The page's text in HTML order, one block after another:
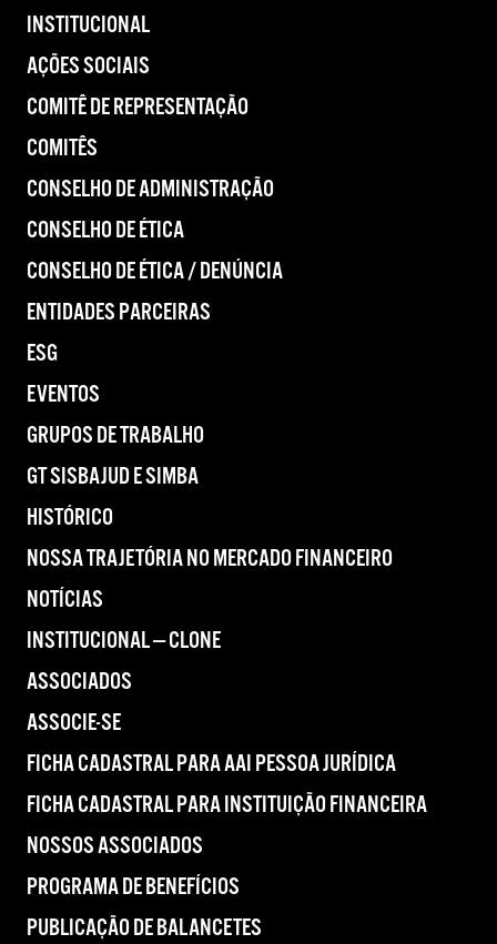
INSTITUCIONAL
AÇÕES SOCIAIS
COMITÊ DE REPRESENTAÇÃO
COMITÊS
CONSELHO DE ADMINISTRAÇÃO
CONSELHO DE ÉTICA
CONSELHO DE ÉTICA / DENÚNCIA
ENTIDADES PARCEIRAS
ESG
EVENTOS
GRUPOS DE TRABALHO
GT SISBAJUD E SIMBA
HISTÓRICO
NOSSA TRAJETÓRIA NO MERCADO FINANCEIRO
NOTÍCIAS
INSTITUCIONAL — CLONE
ASSOCIADOS
ASSOCIE-SE
FICHA CADASTRAL PARA AAI PESSOA JURÍDICA
FICHA CADASTRAL PARA INSTITUIÇÃO FINANCEIRA
NOSSOS ASSOCIADOS
PROGRAMA DE BENEFÍCIOS
PUBLICAÇÃO DE BALANCETES